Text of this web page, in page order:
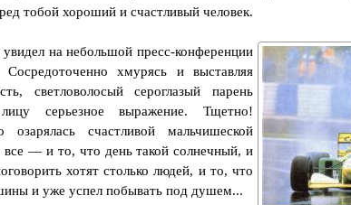
тобой хороший и счастливый человек.
на небольшой пресс-конференции
хмурясь и выставляя
светловолосый сероглазый парень
серьезное выражение. Тщетно!
счастливой мальчишеской
все — и то, что день такой солнечный, и
хотят столько людей, и то, что
и уже успел побывать под душем...